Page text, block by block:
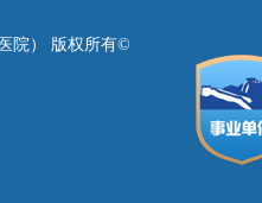
院） 版权所有©